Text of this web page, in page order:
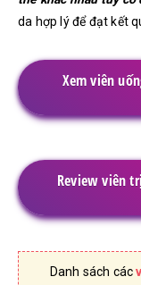
da hợp lý để đạt kết
Xem viên
Review viên
Danh sách các